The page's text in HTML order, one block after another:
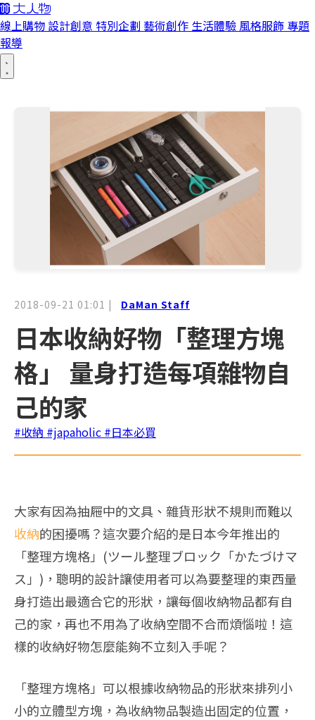
線上購物 設計創意 特別企劃 藝術創作 生活體驗 風格服飾 專題
報導
2018-09-21 01:01 | DaMan Staff
日本收納好物「整理方塊
格」 量身打造每項雜物自
己的家
#收納 #japaholic #日本必買
大家有因為抽屜中的文具、雜貨形狀不規則而難以
收納的困擾嗎？這次要介紹的是日本今年推出的
「整理方塊格」(ツール整理ブロック「かたづけマ
ス」)，聰明的設計讓使用者可以為要整理的東西量
身打造出最適合它的形狀，讓每個收納物品都有自
己的家，再也不用為了收納空間不合而煩惱啦！這
樣的收納好物怎麼能夠不立刻入手呢？
「整理方塊格」可以根據收納物品的形狀來排列小
小的立體型方塊，為收納物品製造出固定的位置，